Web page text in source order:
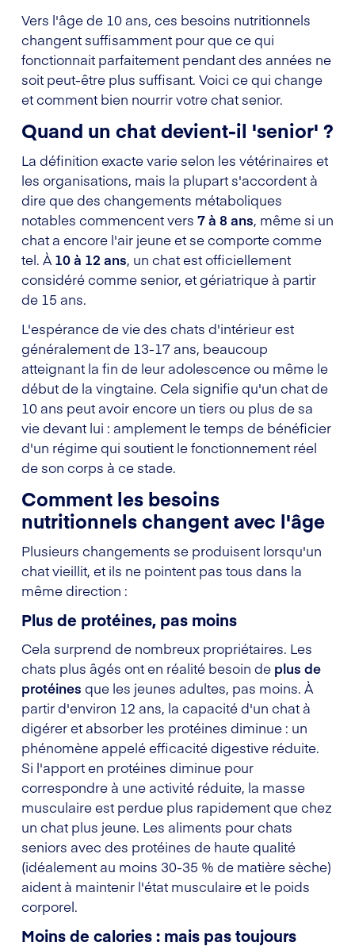
Vers l'âge de 10 ans, ces besoins nutritionnels
changent suffisamment pour que ce qui
fonctionnait parfaitement pendant des années ne
soit peut-être plus suffisant. Voici ce qui change
et comment bien nourrir votre chat senior.
Quand un chat devient-il 'senior' ?
La définition exacte varie selon les vétérinaires et
les organisations, mais la plupart s'accordent à
dire que des changements métaboliques
notables commencent vers 7 à 8 ans, même si un
chat a encore l'air jeune et se comporte comme
tel. À 10 à 12 ans, un chat est officiellement
considéré comme senior, et gériatrique à partir
de 15 ans.
L'espérance de vie des chats d'intérieur est
généralement de 13-17 ans, beaucoup
atteignant la fin de leur adolescence ou même le
début de la vingtaine. Cela signifie qu'un chat de
10 ans peut avoir encore un tiers ou plus de sa
vie devant lui : amplement le temps de bénéficier
d'un régime qui soutient le fonctionnement réel
de son corps à ce stade.
Comment les besoins
nutritionnels changent avec l'âge
Plusieurs changements se produisent lorsqu'un
chat vieillit, et ils ne pointent pas tous dans la
même direction :
Plus de protéines, pas moins
Cela surprend de nombreux propriétaires. Les
chats plus âgés ont en réalité besoin de plus de
protéines que les jeunes adultes, pas moins. À
partir d'environ 12 ans, la capacité d'un chat à
digérer et absorber les protéines diminue : un
phénomène appelé efficacité digestive réduite.
Si l'apport en protéines diminue pour
correspondre à une activité réduite, la masse
musculaire est perdue plus rapidement que chez
un chat plus jeune. Les aliments pour chats
seniors avec des protéines de haute qualité
(idéalement au moins 30-35 % de matière sèche)
aident à maintenir l'état musculaire et le poids
corporel.
Moins de calories : mais pas toujours